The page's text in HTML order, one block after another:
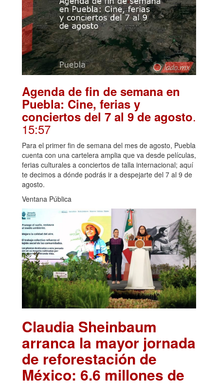
Agenda de fin de semana en
Puebla: Cine, ferias y
conciertos del 7 al 9 de agosto.
15:57
Para el primer fin de semana del mes de agosto, Puebla
cuenta con una cartelera amplia que va desde películas,
ferias culturales a conciertos de talla internacional; aquí
te decimos a dónde podrás ir a despejarte del 7 al 9 de
agosto.
Ventana Pública
Claudia Sheinbaum
arranca la mayor jornada
de reforestación de
México: 6.6 millones de